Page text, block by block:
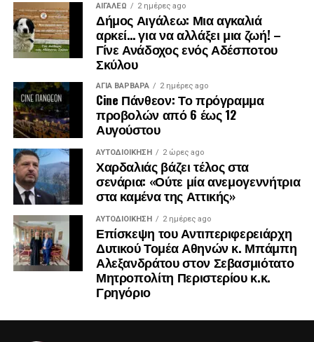
ΑΙΓΑΛΕΩ 2 ημέρες ago
Δήμος Αιγάλεω: Μια αγκαλιά
αρκεί… για να αλλάξει μια ζωή! –
Γίνε Ανάδοχος ενός Αδέσποτου
Σκύλου
ΑΓΙΑ ΒΑΡΒΑΡΑ 2 ημέρες ago
Cine Πάνθεον: Το πρόγραμμα
προβολών από 6 έως 12
Αυγούστου
ΑΥΤΟΔΙΟΊΚΗΣΗ 2 ώρες ago
Χαρδαλιάς βάζει τέλος στα
σενάρια: «Ούτε μία ανεμογεννήτρια
στα καμένα της Αττικής»
ΑΥΤΟΔΙΟΊΚΗΣΗ 2 ημέρες ago
Επίσκεψη του Αντιπεριφερειάρχη
Δυτικού Τομέα Αθηνών κ. Μπάμπη
Αλεξανδράτου στον Σεβασμιότατο
Μητροπολίτη Περιστερίου κ.κ.
Γρηγόριο